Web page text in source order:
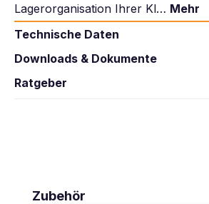
Lagerorganisation Ihrer Kl… Mehr
Technische Daten
Downloads & Dokumente
Ratgeber
Produktgalerie überspringen
Zubehör